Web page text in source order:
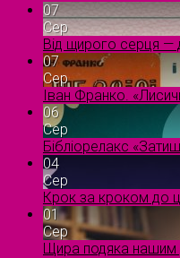
07
Сер
Від щирого серця —
07
Сер
Іван Франко.
06
Сер
Бібліорелакс
04
Сер
Крок за кроком до
01
Сер
Щира подяка нашим